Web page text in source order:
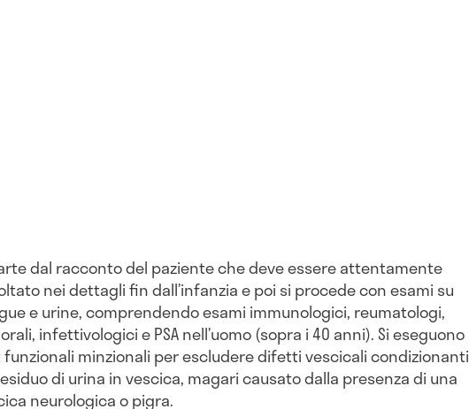
dal racconto del paziente che deve essere attentamente
nei dettagli fin dall’infanzia e poi si procede con esami su
e urine, comprendendo esami immunologici, reumatologi,
infettivologici e PSA nell’uomo (sopra i 40 anni). Si eseguono
minzionali per escludere difetti vescicali condizionanti
di urina in vescica, magari causato dalla presenza di una
neurologica o pigra.